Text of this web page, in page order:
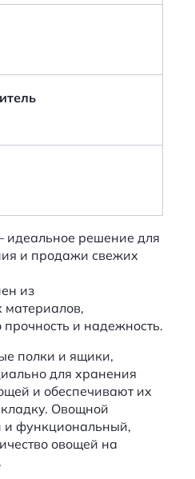
идеальное решение для
и продажи свежих
из
материалов,
и надежность.
полки и ящики,
для хранения
и обеспечивают их
Овощной
и функциональный,
овощей на